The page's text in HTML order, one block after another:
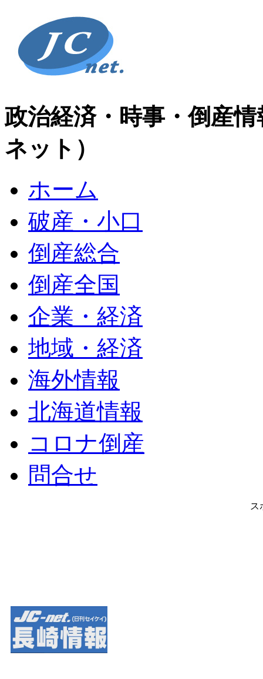
政治経済・時事・倒産
ネット）
ホーム
破産・小口
倒産総合
倒産全国
企業・経済
地域・経済
海外情報
北海道情報
コロナ倒産
問合せ
ス